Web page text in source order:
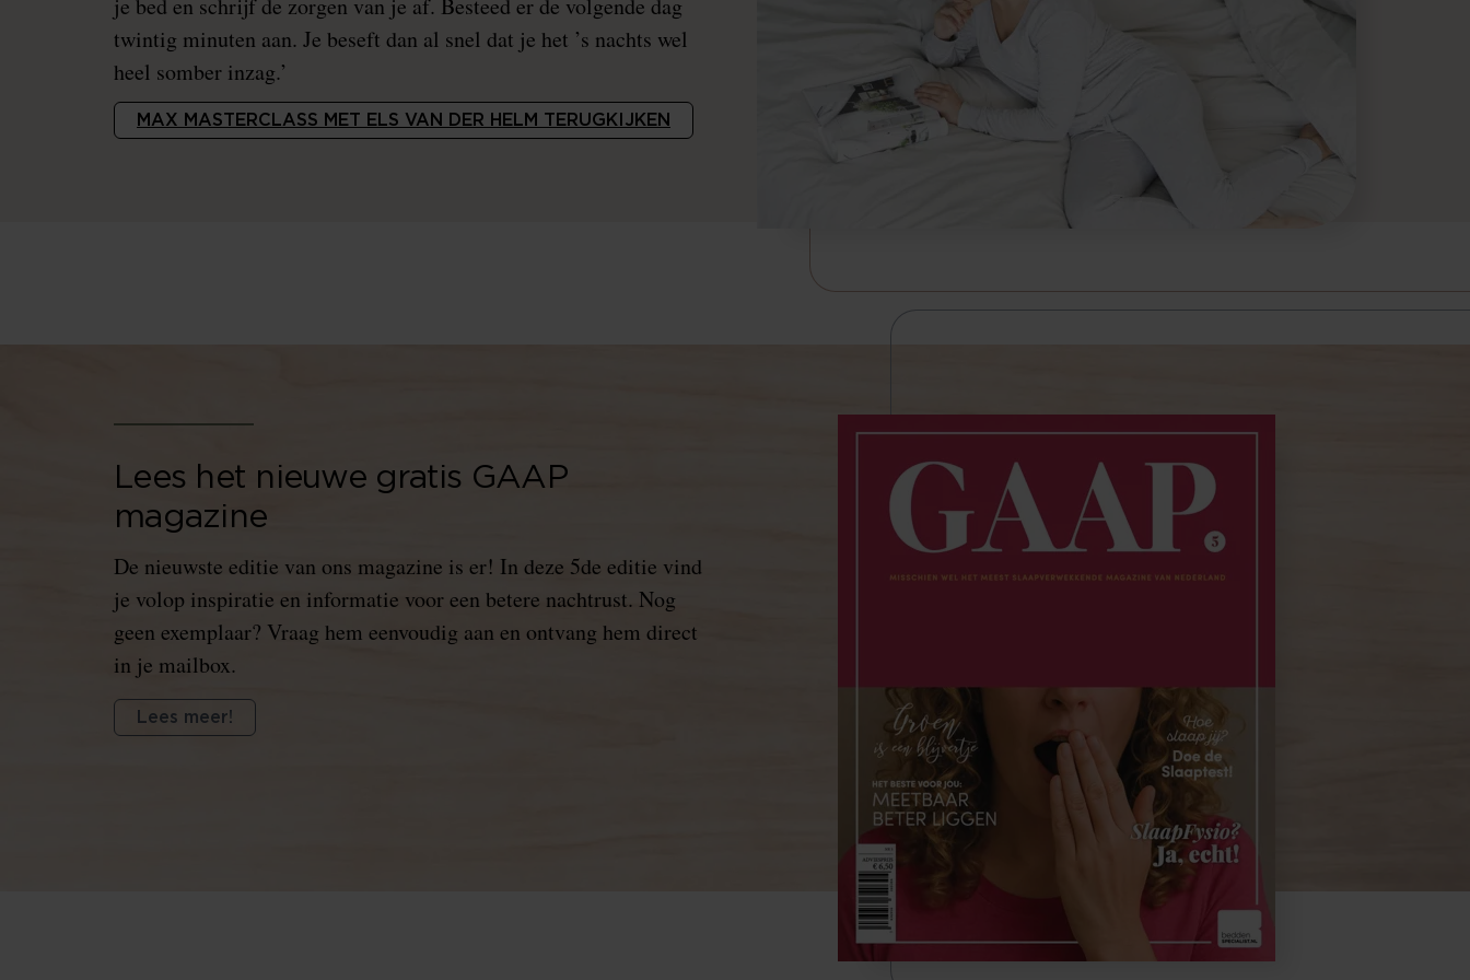
je bed en schrijf de zorgen van je af. Besteed er de volgende dag
twintig minuten aan. Je beseft dan al snel dat je het ’s nachts wel
heel somber inzag.’
MAX MASTERCLASS MET ELS VAN DER HELM TERUGKIJKEN
Lees het nieuwe gratis GAAP
magazine
De nieuwste editie van ons magazine is er! In deze 5de editie vind
je volop inspiratie en informatie voor een betere nachtrust. Nog
geen exemplaar? Vraag hem eenvoudig aan en ontvang hem direct
in je mailbox.
Lees meer!